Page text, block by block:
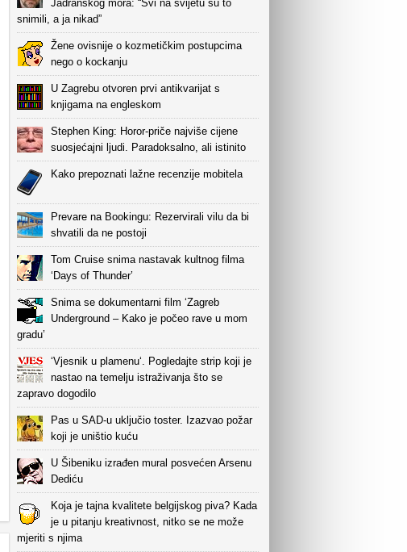
Jadranskog mora: “Svi na svijetu su to
snimili, a ja nikad”
Žene ovisnije o kozmetičkim postupcima
nego o kockanju
U Zagrebu otvoren prvi antikvarijat s
knjigama na engleskom
Stephen King: Horor-priče najviše cijene
suosjećajni ljudi. Paradoksalno, ali istinito
Kako prepoznati lažne recenzije mobitela
Prevare na Bookingu: Rezervirali vilu da bi
shvatili da ne postoji
Tom Cruise snima nastavak kultnog filma
‘Days of Thunder’
Snima se dokumentarni film ‘Zagreb
Underground – Kako je počeo rave u mom
gradu’
‘Vjesnik u plamenu‘. Pogledajte strip koji je
nastao na temelju istraživanja što se
zapravo dogodilo
Pas u SAD-u uključio toster. Izazvao požar
koji je uništio kuću
U Šibeniku izrađen mural posvećen Arsenu
Dediću
Koja je tajna kvalitete belgijskog piva? Kada
je u pitanju kreativnost, nitko se ne može
mjeriti s njima